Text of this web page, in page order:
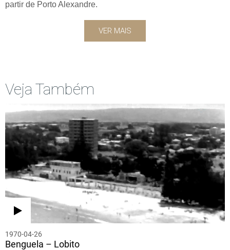
partir de Porto Alexandre.
VER MAIS
Veja Também
1970-04-26
Benguela – Lobito